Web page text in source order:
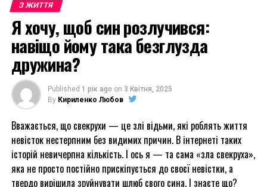
З ЖИТТЯ
Я хочу, щоб син розлучився:
навіщо йому така безглузда
дружина?
Published 1 рік ago on 3 Квітня, 2025
By Кириленко Любов
Вважається, що свекрухи — це злі відьми, які роблять життя
невісток нестерпним без видимих причин. В інтернеті таких
історій невичерпна кількість. І ось я — та сама «зла свекруха»,
яка не просто постійно прискіпується до своєї невістки, а
твердо вирішила зруйнувати шлюб свого сина. І знаєте що?